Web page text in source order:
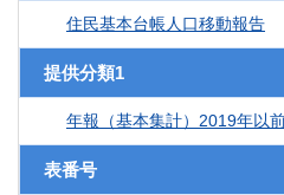
住民基本台帳人口移動報告
提供分類1
年報（基本集計）2019年以
表番号